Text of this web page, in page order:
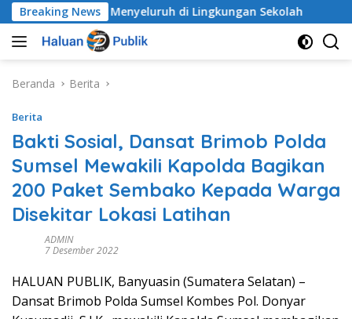
Langsung
ke
konten
Breaking News
Secara Menyeluruh di Lingkungan Sekolah
Beranda Berita
Berita
Bakti Sosial, Dansat Brimob Polda
Sumsel Mewakili Kapolda Bagikan
200 Paket Sembako Kepada Warga
Disekitar Lokasi Latihan
ADMIN
7 Desember 2022
HALUAN PUBLIK, Banyuasin (Sumatera Selatan) –
Dansat Brimob Polda Sumsel Kombes Pol. Donyar